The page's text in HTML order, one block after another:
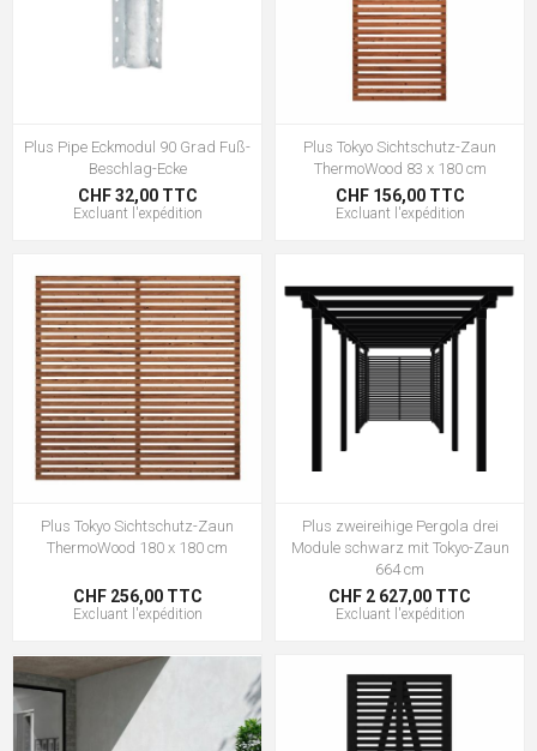
Plus Pipe Eckmodul 90 Grad Fuß-
Beschlag-Ecke
CHF 32,00 TTC
Excluant l'expédition
Plus Tokyo Sichtschutz-Zaun
ThermoWood 83 x 180 cm
CHF 156,00 TTC
Excluant l'expédition
Plus Tokyo Sichtschutz-Zaun
ThermoWood 180 x 180 cm
CHF 256,00 TTC
Excluant l'expédition
Plus zweireihige Pergola drei
Module schwarz mit Tokyo-Zaun
664 cm
CHF 2 627,00 TTC
Excluant l'expédition